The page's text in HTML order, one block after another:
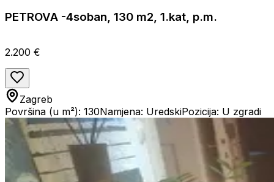
PETROVA -4soban, 130 m2, 1.kat, p.m.
2.200 €
Zagreb
Površina (u m²): 130Namjena: UredskiPozicija: U zgradi